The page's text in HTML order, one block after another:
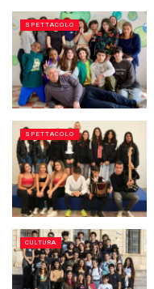
SPETTACOLO
SPETTACOLO
CULTURA